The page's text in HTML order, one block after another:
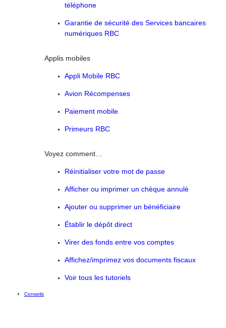
téléphone
Garantie de sécurité des Services bancaires
numériques RBC
Applis mobiles
Appli Mobile RBC
Avion Récompenses
Paiement mobile
Primeurs RBC
Voyez comment…
Réinitialiser votre mot de passe
Afficher ou imprimer un chèque annulé
Ajouter ou supprimer un bénéficiaire
Établir le dépôt direct
Virer des fonds entre vos comptes
Affichez/imprimez vos documents fiscaux
Voir tous les tutoriels
Conseils